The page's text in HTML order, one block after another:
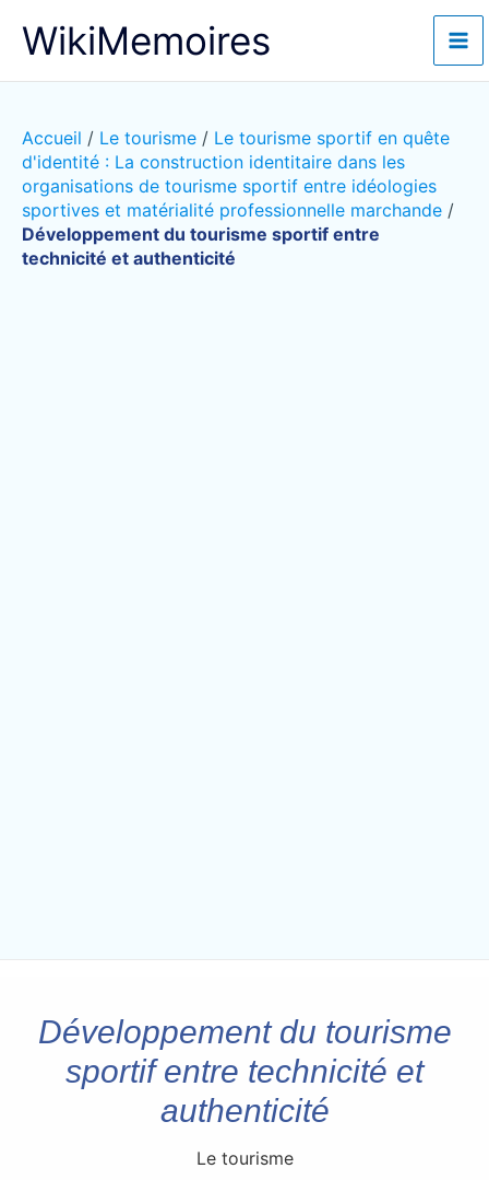
WikiMemoires
Accueil / Le tourisme / Le tourisme sportif en quête
d'identité : La construction identitaire dans les
organisations de tourisme sportif entre idéologies
sportives et matérialité professionnelle marchande /
Développement du tourisme sportif entre
technicité et authenticité
Développement du tourisme
sportif entre technicité et
authenticité
Le tourisme